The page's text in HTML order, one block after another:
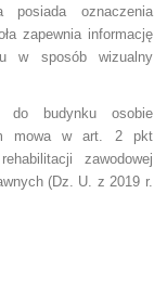
posiada oznaczenia
zapewnia informację
w sposób wizualny
do budynku osobie
mowa w art. 2 pkt
zawodowej
(Dz. U. z 2019 r.